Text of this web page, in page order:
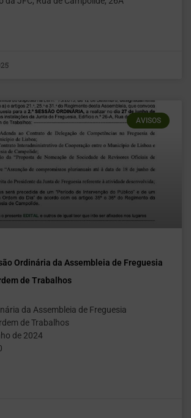
AVISOS
Ordinária da Assembleia de Freguesia
de Trabalhos
da Assembleia de Freguesia
de Trabalhos
de 2024